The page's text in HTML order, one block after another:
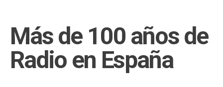
Más de 100 años de
Radio en España